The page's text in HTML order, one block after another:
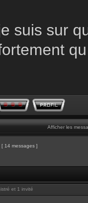
suis sur
Afficher les
[ 14 messages ]
et 1 invité